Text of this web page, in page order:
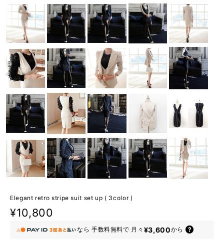
Elegant retro stripe suit set up ( 3color )
¥10,800
なら 手数料無料で 月々 ¥3,600から